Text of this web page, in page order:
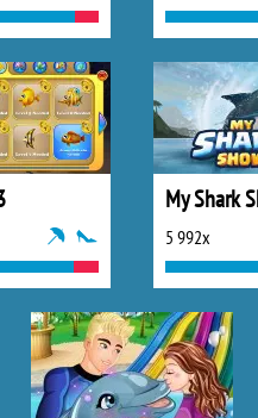
My Shark
5 992x